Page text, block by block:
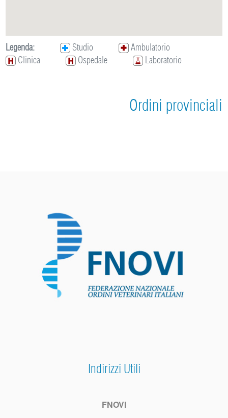
Legenda: Studio
Ambulatorio
Clinica
Ospedale Laboratorio
Ordini provinciali
Indirizzi Utili
FNOVI